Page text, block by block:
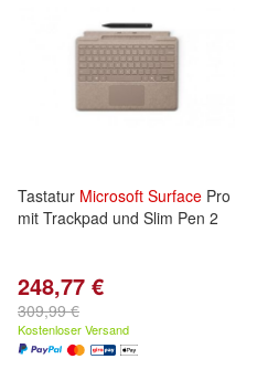
Tastatur Microsoft Surface Pro
mit Trackpad und Slim Pen 2
248,77 €
309,99 €
Kostenloser Versand